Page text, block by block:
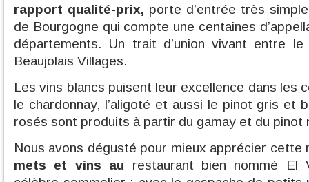
rapport qualité-prix, porte d’entrée très
de Bourgogne qui compte une centaines
départements. Un trait d’union vivant entre
Beaujolais Villages.
Les vins blancs puisent leur excellence dans les
le chardonnay, l’aligoté et aussi le pinot gris et
rosés sont produits à partir du gamay et du pinot
Nous avons dégusté pour mieux apprécier cette
mets et vins au restaurant bien nommé El